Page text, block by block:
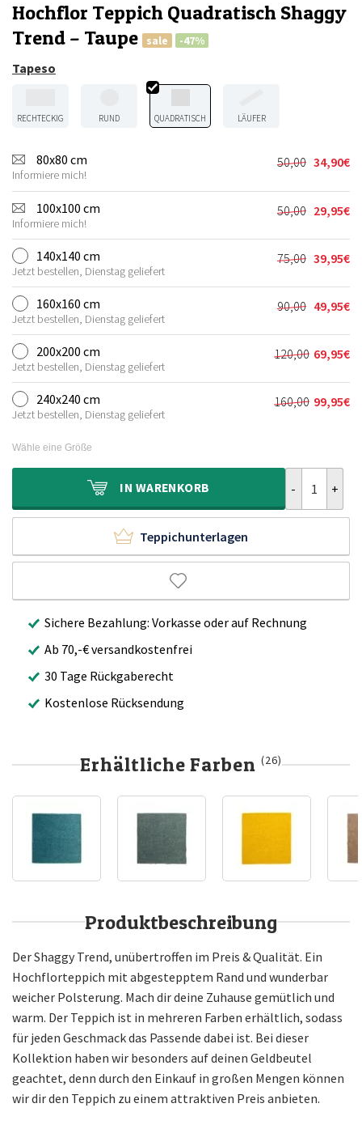
Hochflor Teppich Quadratisch Shaggy
Trend – Taupe
sale -47%
Tapeso
RECHTECKIG RUND QUADRATISCH LÄUFER
80x80 cm
Informiere mich!
50,00
Preis
war:
50,00€
34,90€
Aktueller
Preis
ist:
34,90€.
100x100 cm
Informiere mich!
50,00
Preis
war:
50,00€
29,95€
Aktueller
Preis
ist:
29,95€.
140x140 cm
Jetzt bestellen, Dienstag geliefert
75,00
Preis
war:
75,00€
39,95€
Aktueller
Preis
ist:
39,95€.
160x160 cm
Jetzt bestellen, Dienstag geliefert
90,00
Preis
war:
90,00€
49,95€
Aktueller
Preis
ist:
49,95€.
200x200 cm
Jetzt bestellen, Dienstag geliefert
120,00
Preis
war:
120,00€
69,95€
Aktueller
Preis
ist:
69,95€.
240x240 cm
Jetzt bestellen, Dienstag geliefert
160,00 99,95€
Aktueller
Wähle eine Größe
IN WARENKORB
Teppichunterlagen
Sichere Bezahlung: Vorkasse oder auf Rechnung
Ab 70,-€ versandkostenfrei
30 Tage Rückgaberecht
Kostenlose Rücksendung
Erhältliche Farben(26)
Produktbeschreibung
Der Shaggy Trend, unübertroffen im Preis & Qualität. Ein
Hochflorteppich mit abgestepptem Rand und wunderbar
weicher Polsterung. Mach dir deine Zuhause gemütlich und
warm. Der Teppich ist in mehreren Farben erhältlich, sodass
für jeden Geschmack das Passende dabei ist. Bei dieser
Kollektion haben wir besonders auf deinen Geldbeutel
geachtet, denn durch den Einkauf in großen Mengen können
wir dir den Teppich zu einem attraktiven Preis anbieten.